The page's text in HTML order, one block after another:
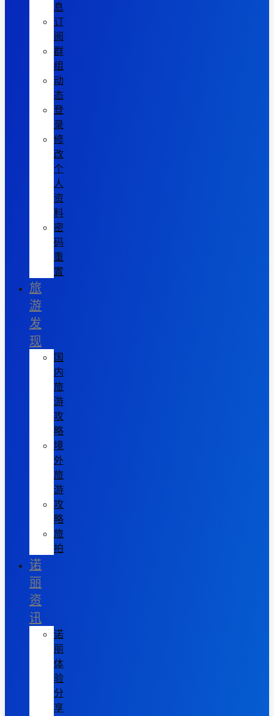
息
订
阅
群
组
动
态
登
录
修
改
个
人
资
料
密
码
重
置
旅
游
发
现
国
内
旅
游
攻
略
境
外
旅
游
攻
略
旅
拍
诺
丽
资
讯
诺
丽
体
验
分
享